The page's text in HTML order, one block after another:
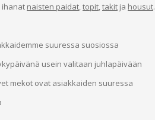
ihanat naisten paidat topit takit ja housut.
suuressa suosiossa
usein valitaan juhlapäivään
mekot ovat asiakkaiden suuressa